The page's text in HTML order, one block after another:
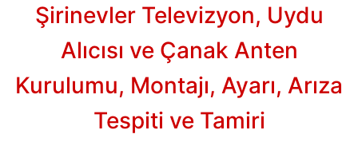
Şirinevler Televizyon, Uydu
Alıcısı ve Çanak Anten
Kurulumu, Montajı, Ayarı, Arıza
Tespiti ve Tamiri